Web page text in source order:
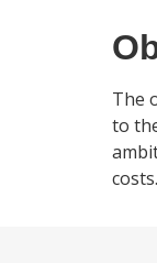
The
to
costs.